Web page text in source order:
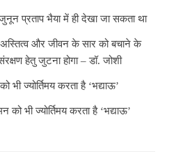
जुनून प्रताप भैया में ही देखा जा सकता था
और जीवन के सार को बचाने के
हेतु जुटना होगा – डॉ. जोशी
भी ज्योर्तिमय करता है ‘भद्याऊ’
को भी ज्योर्तिमय करता है ‘भद्याऊ’